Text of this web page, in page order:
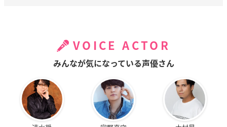
VOICE ACTOR
みんなが気になっている声優さん